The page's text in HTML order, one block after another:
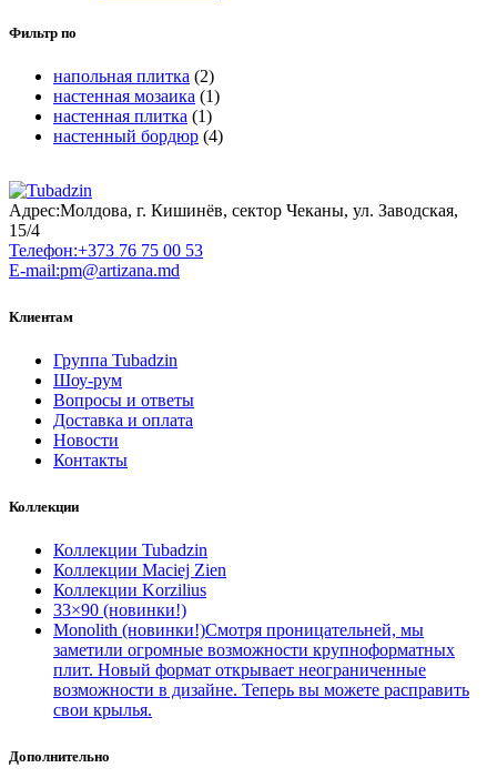
Фильтр по
напольная плитка (2)
настенная мозаика (1)
настенная плитка (1)
настенный бордюр (4)
Адрес:Молдова, г. Кишинёв, сектор Чеканы, ул. Заводская,
15/4
Телефон:+373 76 75 00 53
E-mail:pm@artizana.md
Клиентам
Группа Tubadzin
Шоу-рум
Вопросы и ответы
Доставка и оплата
Новости
Контакты
Коллекции
Коллекции Tubadzin
Коллекции Maciej Zien
Коллекции Korzilius
33×90 (новинки!)
Monolith (новинки!)Смотря проницательней, мы
заметили огромные возможности крупноформатных
плит. Новый формат открывает неограниченные
возможности в дизайне. Теперь вы можете расправить
свои крылья.
Дополнительно